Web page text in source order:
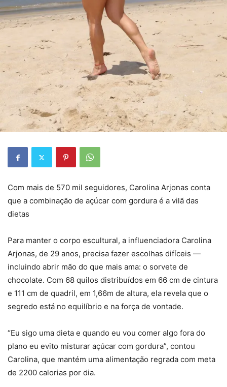
Com mais de 570 mil seguidores, Carolina Arjonas conta
que a combinação de açúcar com gordura é a vilã das
dietas
Para manter o corpo escultural, a influenciadora Carolina
Arjonas, de 29 anos, precisa fazer escolhas difíceis —
incluindo abrir mão do que mais ama: o sorvete de
chocolate. Com 68 quilos distribuídos em 66 cm de cintura
e 111 cm de quadril, em 1,66m de altura, ela revela que o
segredo está no equilíbrio e na força de vontade.
“Eu sigo uma dieta e quando eu vou comer algo fora do
plano eu evito misturar açúcar com gordura”, contou
Carolina, que mantém uma alimentação regrada com meta
de 2200 calorias por dia.